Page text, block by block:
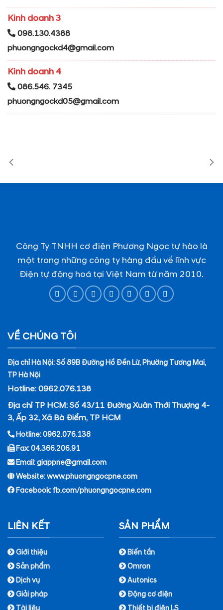
Kinh doanh 3
098.130.4388
phuongngockd4@gmail.com
Kinh doanh 4
086.546. 7345
phuongngockd05@gmail.com
Công Ty TNHH cơ điện Phương Ngọc tự hào là
một trong những công ty hàng đầu về lĩnh vực
Điện tự động hoá tại Việt Nam từ năm 2010.
VỀ CHÚNG TÔI
Địa chỉ Hà Nội: Số 89B Đường Hồ Đền Lừ, Phường Tương Mai,
TP Hà Nội
Hotline: 0962.076.138
Địa chỉ TP HCM: Số 43/11 Đường Xuân Thới Thượng 4-
3, Ấp 32, Xã Bà Điểm, TP HCM
Hotline: 0962.076.138
Fax: 04.366.206.91
Email: giappne@gmail.com
Website: www.phuongngocpne.com
Facebook: fb.com/phuongngocpne.com
LIÊN KẾT
Giới thiệu
Sản phẩm
Dịch vụ
Giải pháp
SẢN PHẨM
Biến tần
Omron
Autonics
Động cơ điện